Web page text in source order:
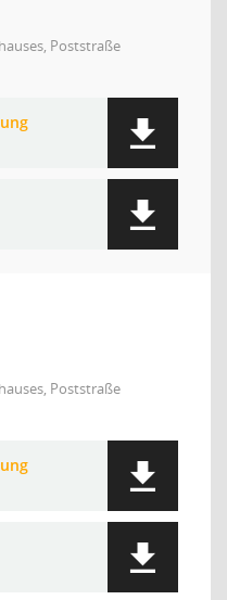
Poststraße
Poststraße